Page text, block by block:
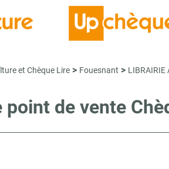
et Chèque Lire > Fouesnant > LIBRAIRIE
point de vente